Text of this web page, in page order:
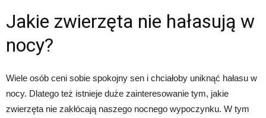
Jakie zwierzęta nie hałasują w
nocy?
Wiele osób ceni sobie spokojny sen i chciałoby uniknąć hałasu w
nocy. Dlatego też istnieje duże zainteresowanie tym, jakie
zwierzęta nie zakłócają naszego nocnego wypoczynku. W tym